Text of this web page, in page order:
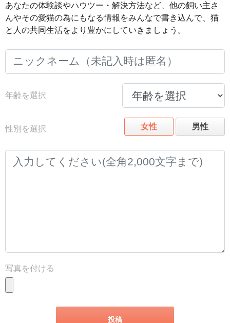
あなたの体験談やハウツー・解決方法など、他の飼い主さ
んやその愛猫の為にもなる情報をみんなで書き込んで、猫
と人の共同生活をより豊かにしていきましょう。
年齢を選択
性別を選択 女性 男性
写真を付ける